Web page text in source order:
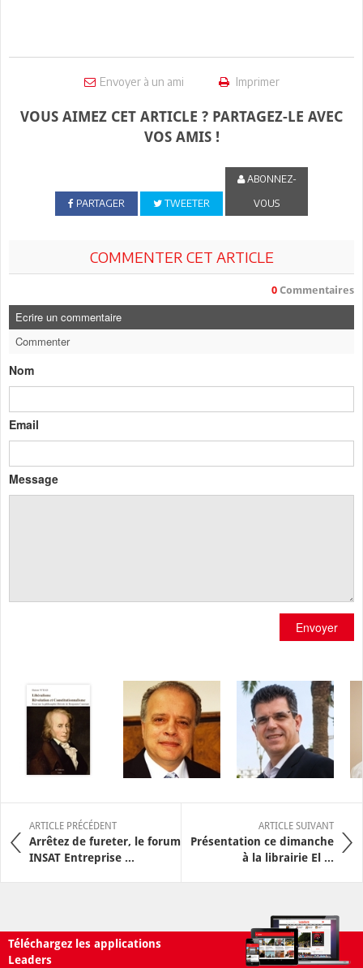
Envoyer à un ami Imprimer
VOUS AIMEZ CET ARTICLE ? PARTAGEZ-LE AVEC
VOS AMIS !
PARTAGER TWEETER
ABONNEZ-
VOUS
COMMENTER CET ARTICLE
0 Commentaires
Ecrire un commentaire
Commenter
Nom
Email
Message
Envoyer
ARTICLE PRÉCÉDENT
Arrêtez de fureter, le forum
INSAT Entreprise ...
ARTICLE SUIVANT
Présentation ce dimanche
à la librairie El ...
Téléchargez les applications
Leaders